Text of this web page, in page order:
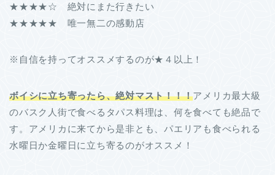
★★★★☆ 絶対にまた行きたい
★★★★★ 唯一無二の感動店
※自信を持ってオススメするのが★４以上！
ボイシに立ち寄ったら、絶対マスト！！！アメリカ最大級
のバスク人街で食べるタパス料理は、何を食べても絶品で
す。アメリカに来てから是非とも、パエリアも食べられる
水曜日か金曜日に立ち寄るのがオススメ！